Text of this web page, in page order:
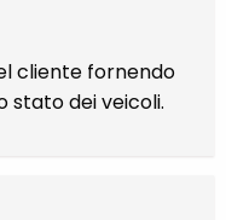
cliente fornendo
stato dei veicoli.